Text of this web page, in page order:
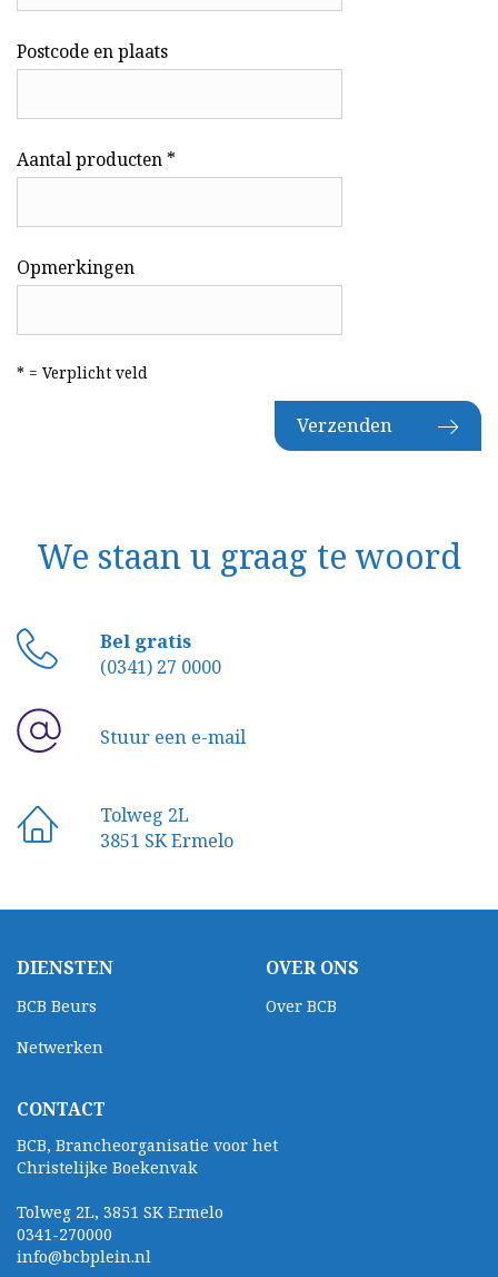
Postcode en plaats
Aantal producten *
Opmerkingen
* = Verplicht veld
Verzenden
We staan u graag te woord
Bel gratis
(0341) 27 0000
Stuur een e-mail
Tolweg 2L
3851 SK Ermelo
DIENSTEN
BCB Beurs
Netwerken
OVER ONS
Over BCB
CONTACT
BCB, Brancheorganisatie voor het
Christelijke Boekenvak
Tolweg 2L, 3851 SK Ermelo
0341-270000
info@bcbplein.nl